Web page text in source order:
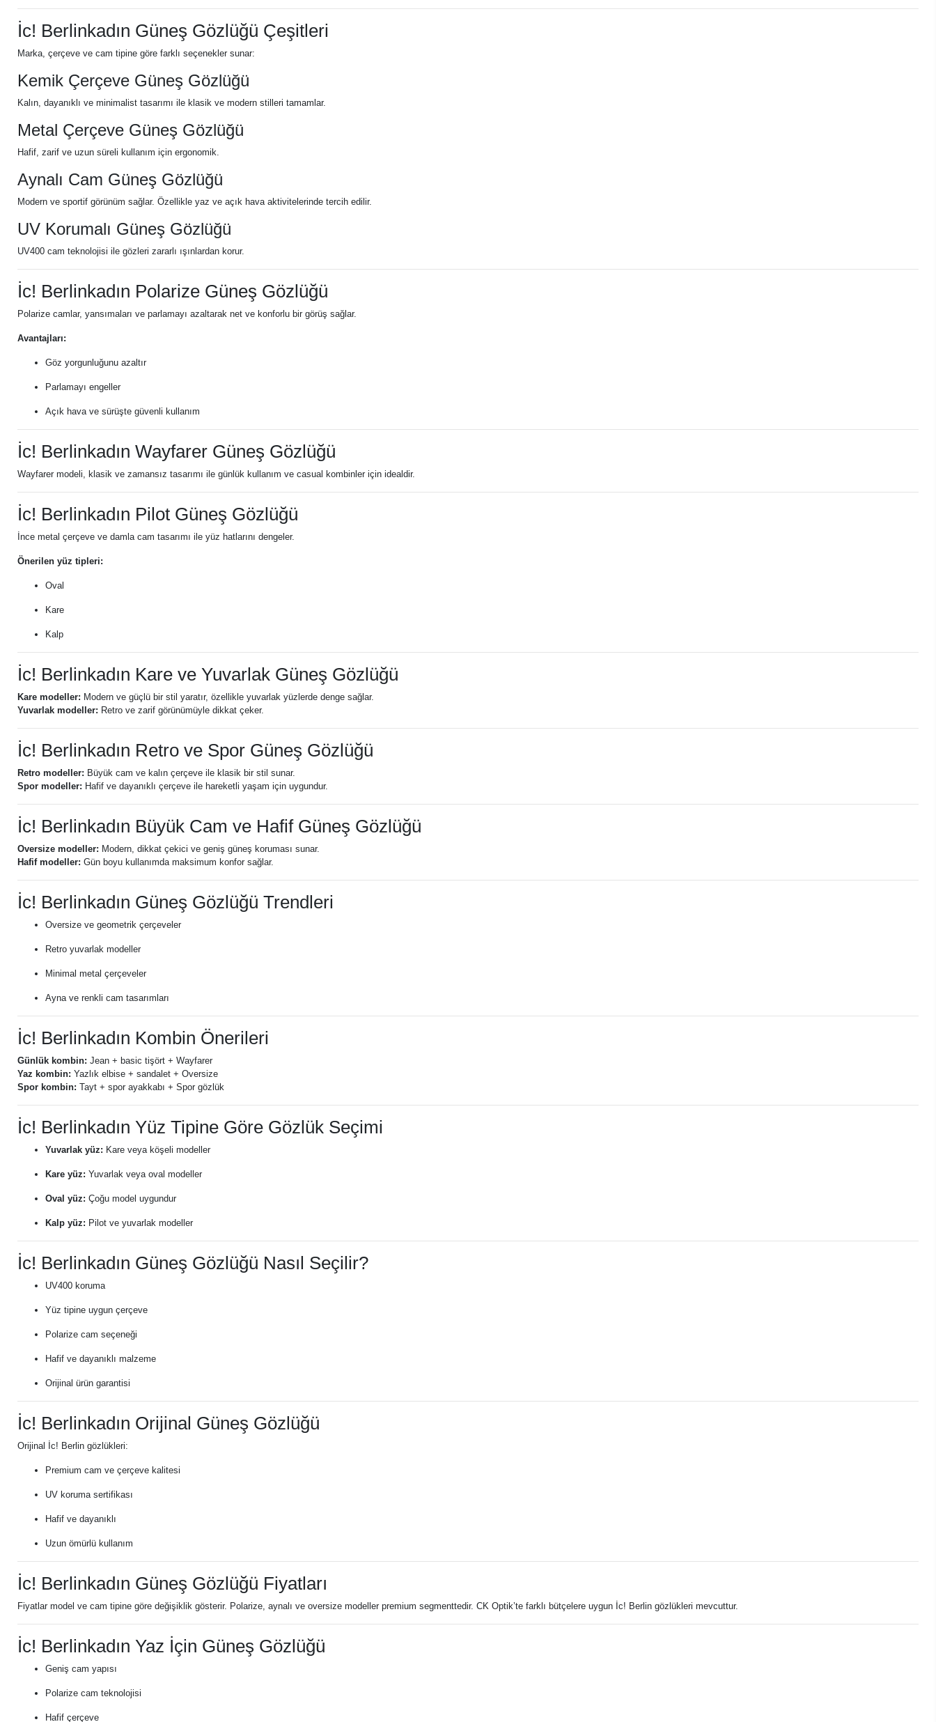
İc! Berlinkadın Güneş Gözlüğü Çeşitleri
Marka, çerçeve ve cam tipine göre farklı seçenekler sunar:
Kemik Çerçeve Güneş Gözlüğü
Kalın, dayanıklı ve minimalist tasarımı ile klasik ve modern stilleri tamamlar.
Metal Çerçeve Güneş Gözlüğü
Hafif, zarif ve uzun süreli kullanım için ergonomik.
Aynalı Cam Güneş Gözlüğü
Modern ve sportif görünüm sağlar. Özellikle yaz ve açık hava aktivitelerinde tercih edilir.
UV Korumalı Güneş Gözlüğü
UV400 cam teknolojisi ile gözleri zararlı ışınlardan korur.
İc! Berlinkadın Polarize Güneş Gözlüğü
Polarize camlar, yansımaları ve parlamayı azaltarak net ve konforlu bir görüş sağlar.
Avantajları:
Göz yorgunluğunu azaltır
Parlamayı engeller
Açık hava ve sürüşte güvenli kullanım
İc! Berlinkadın Wayfarer Güneş Gözlüğü
Wayfarer modeli, klasik ve zamansız tasarımı ile günlük kullanım ve casual kombinler için idealdir.
İc! Berlinkadın Pilot Güneş Gözlüğü
İnce metal çerçeve ve damla cam tasarımı ile yüz hatlarını dengeler.
Önerilen yüz tipleri:
Oval
Kare
Kalp
İc! Berlinkadın Kare ve Yuvarlak Güneş Gözlüğü
Kare modeller: Modern ve güçlü bir stil yaratır, özellikle yuvarlak yüzlerde denge sağlar.
Yuvarlak modeller: Retro ve zarif görünümüyle dikkat çeker.
İc! Berlinkadın Retro ve Spor Güneş Gözlüğü
Retro modeller: Büyük cam ve kalın çerçeve ile klasik bir stil sunar.
Spor modeller: Hafif ve dayanıklı çerçeve ile hareketli yaşam için uygundur.
İc! Berlinkadın Büyük Cam ve Hafif Güneş Gözlüğü
Oversize modeller: Modern, dikkat çekici ve geniş güneş koruması sunar.
Hafif modeller: Gün boyu kullanımda maksimum konfor sağlar.
İc! Berlinkadın Güneş Gözlüğü Trendleri
Oversize ve geometrik çerçeveler
Retro yuvarlak modeller
Minimal metal çerçeveler
Ayna ve renkli cam tasarımları
İc! Berlinkadın Kombin Önerileri
Günlük kombin: Jean + basic tişört + Wayfarer
Yaz kombin: Yazlık elbise + sandalet + Oversize
Spor kombin: Tayt + spor ayakkabı + Spor gözlük
İc! Berlinkadın Yüz Tipine Göre Gözlük Seçimi
Yuvarlak yüz: Kare veya köşeli modeller
Kare yüz: Yuvarlak veya oval modeller
Oval yüz: Çoğu model uygundur
Kalp yüz: Pilot ve yuvarlak modeller
İc! Berlinkadın Güneş Gözlüğü Nasıl Seçilir?
UV400 koruma
Yüz tipine uygun çerçeve
Polarize cam seçeneği
Hafif ve dayanıklı malzeme
Orijinal ürün garantisi
İc! Berlinkadın Orijinal Güneş Gözlüğü
Orijinal İc! Berlin gözlükleri:
Premium cam ve çerçeve kalitesi
UV koruma sertifikası
Hafif ve dayanıklı
Uzun ömürlü kullanım
İc! Berlinkadın Güneş Gözlüğü Fiyatları
Fiyatlar model ve cam tipine göre değişiklik gösterir. Polarize, aynalı ve oversize modeller premium segmenttedir. CK Optik’te farklı bütçelere uygun İc! Berlin gözlükleri mevcuttur.
İc! Berlinkadın Yaz İçin Güneş Gözlüğü
Geniş cam yapısı
Polarize cam teknolojisi
Hafif çerçeve